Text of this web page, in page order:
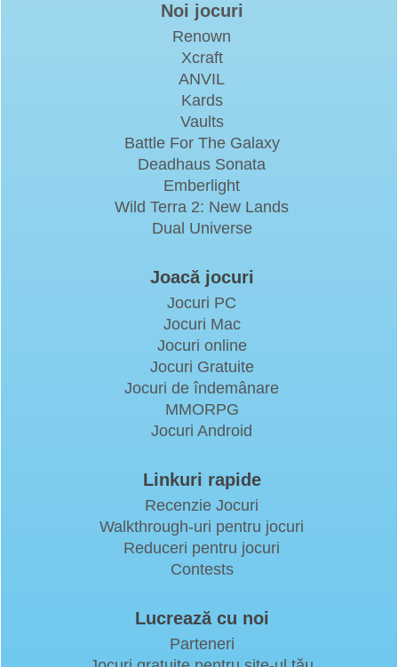
Noi jocuri
Renown
Xcraft
ANVIL
Kards
Vaults
Battle For The Galaxy
Deadhaus Sonata
Emberlight
Wild Terra 2: New Lands
Dual Universe
Joacă jocuri
Jocuri PC
Jocuri Mac
Jocuri online
Jocuri Gratuite
Jocuri de îndemânare
MMORPG
Jocuri Android
Linkuri rapide
Recenzie Jocuri
Walkthrough-uri pentru jocuri
Reduceri pentru jocuri
Contests
Lucrează cu noi
Parteneri